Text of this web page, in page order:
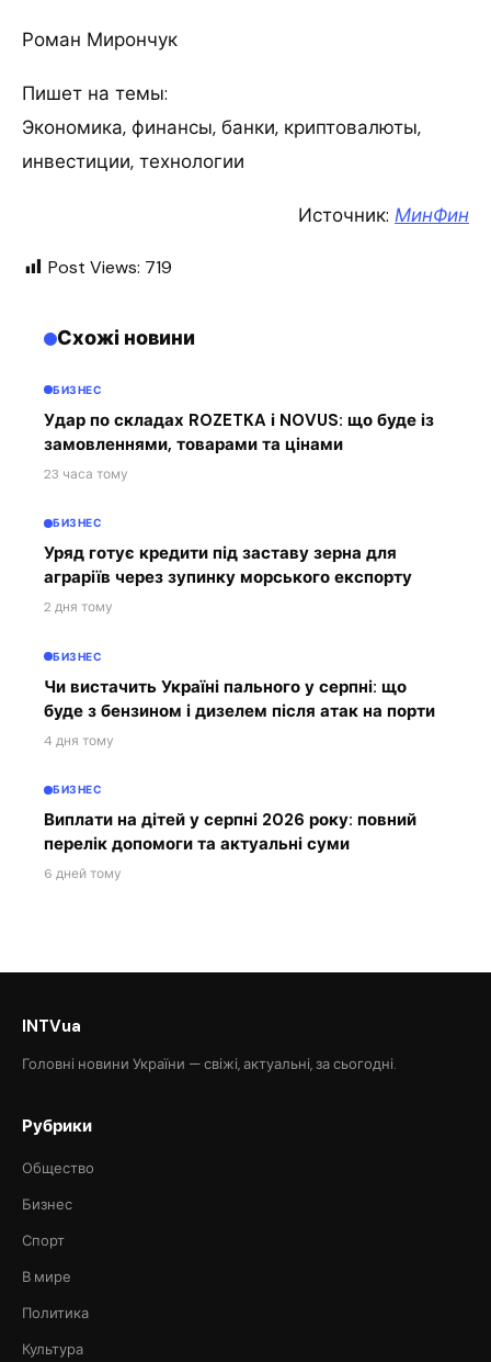
Роман Мирончук
Пишет на темы:
Экономика, финансы, банки, криптовалюты,
инвестиции, технологии
Источник: МинФин
Post Views: 719
Схожі новини
БИЗНЕС
Удар по складах ROZETKA і NOVUS: що буде із
замовленнями, товарами та цінами
23 часа тому
БИЗНЕС
Уряд готує кредити під заставу зерна для
аграріїв через зупинку морського експорту
2 дня тому
БИЗНЕС
Чи вистачить Україні пального у серпні: що
буде з бензином і дизелем після атак на порти
4 дня тому
БИЗНЕС
Виплати на дітей у серпні 2026 року: повний
перелік допомоги та актуальні суми
6 дней тому
INTVua
Головні новини України — свіжі, актуальні, за сьогодні.
Рубрики
Общество
Бизнес
Спорт
В мире
Политика
Культура